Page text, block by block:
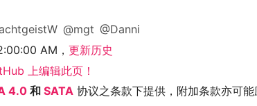
@mgt @Danni
AM ， 更新历史
上编辑此页！
4.0和 SATA 协议之条款下提供，附加条款亦可能